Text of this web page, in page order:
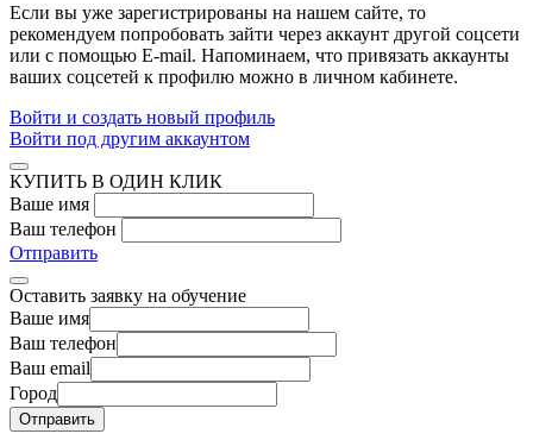
Если вы уже зарегистрированы на нашем сайте, то
рекомендуем попробовать зайти через аккаунт другой соцсети
или с помощью E-mail. Напоминаем, что привязать аккаунты
ваших соцсетей к профилю можно в личном кабинете.
Войти и создать новый профиль
Войти под другим аккаунтом
КУПИТЬ В ОДИН КЛИК
Ваше имя
Ваш телефон
Отправить
Оставить заявку на обучение
Ваше имя
Ваш телефон
Ваш email
Город